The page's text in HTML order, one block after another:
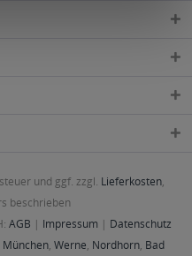
und ggf. zzgl. Lieferkosten,
beschrieben
AGB | Impressum | Datenschutz
München, Werne, Nordhorn, Bad